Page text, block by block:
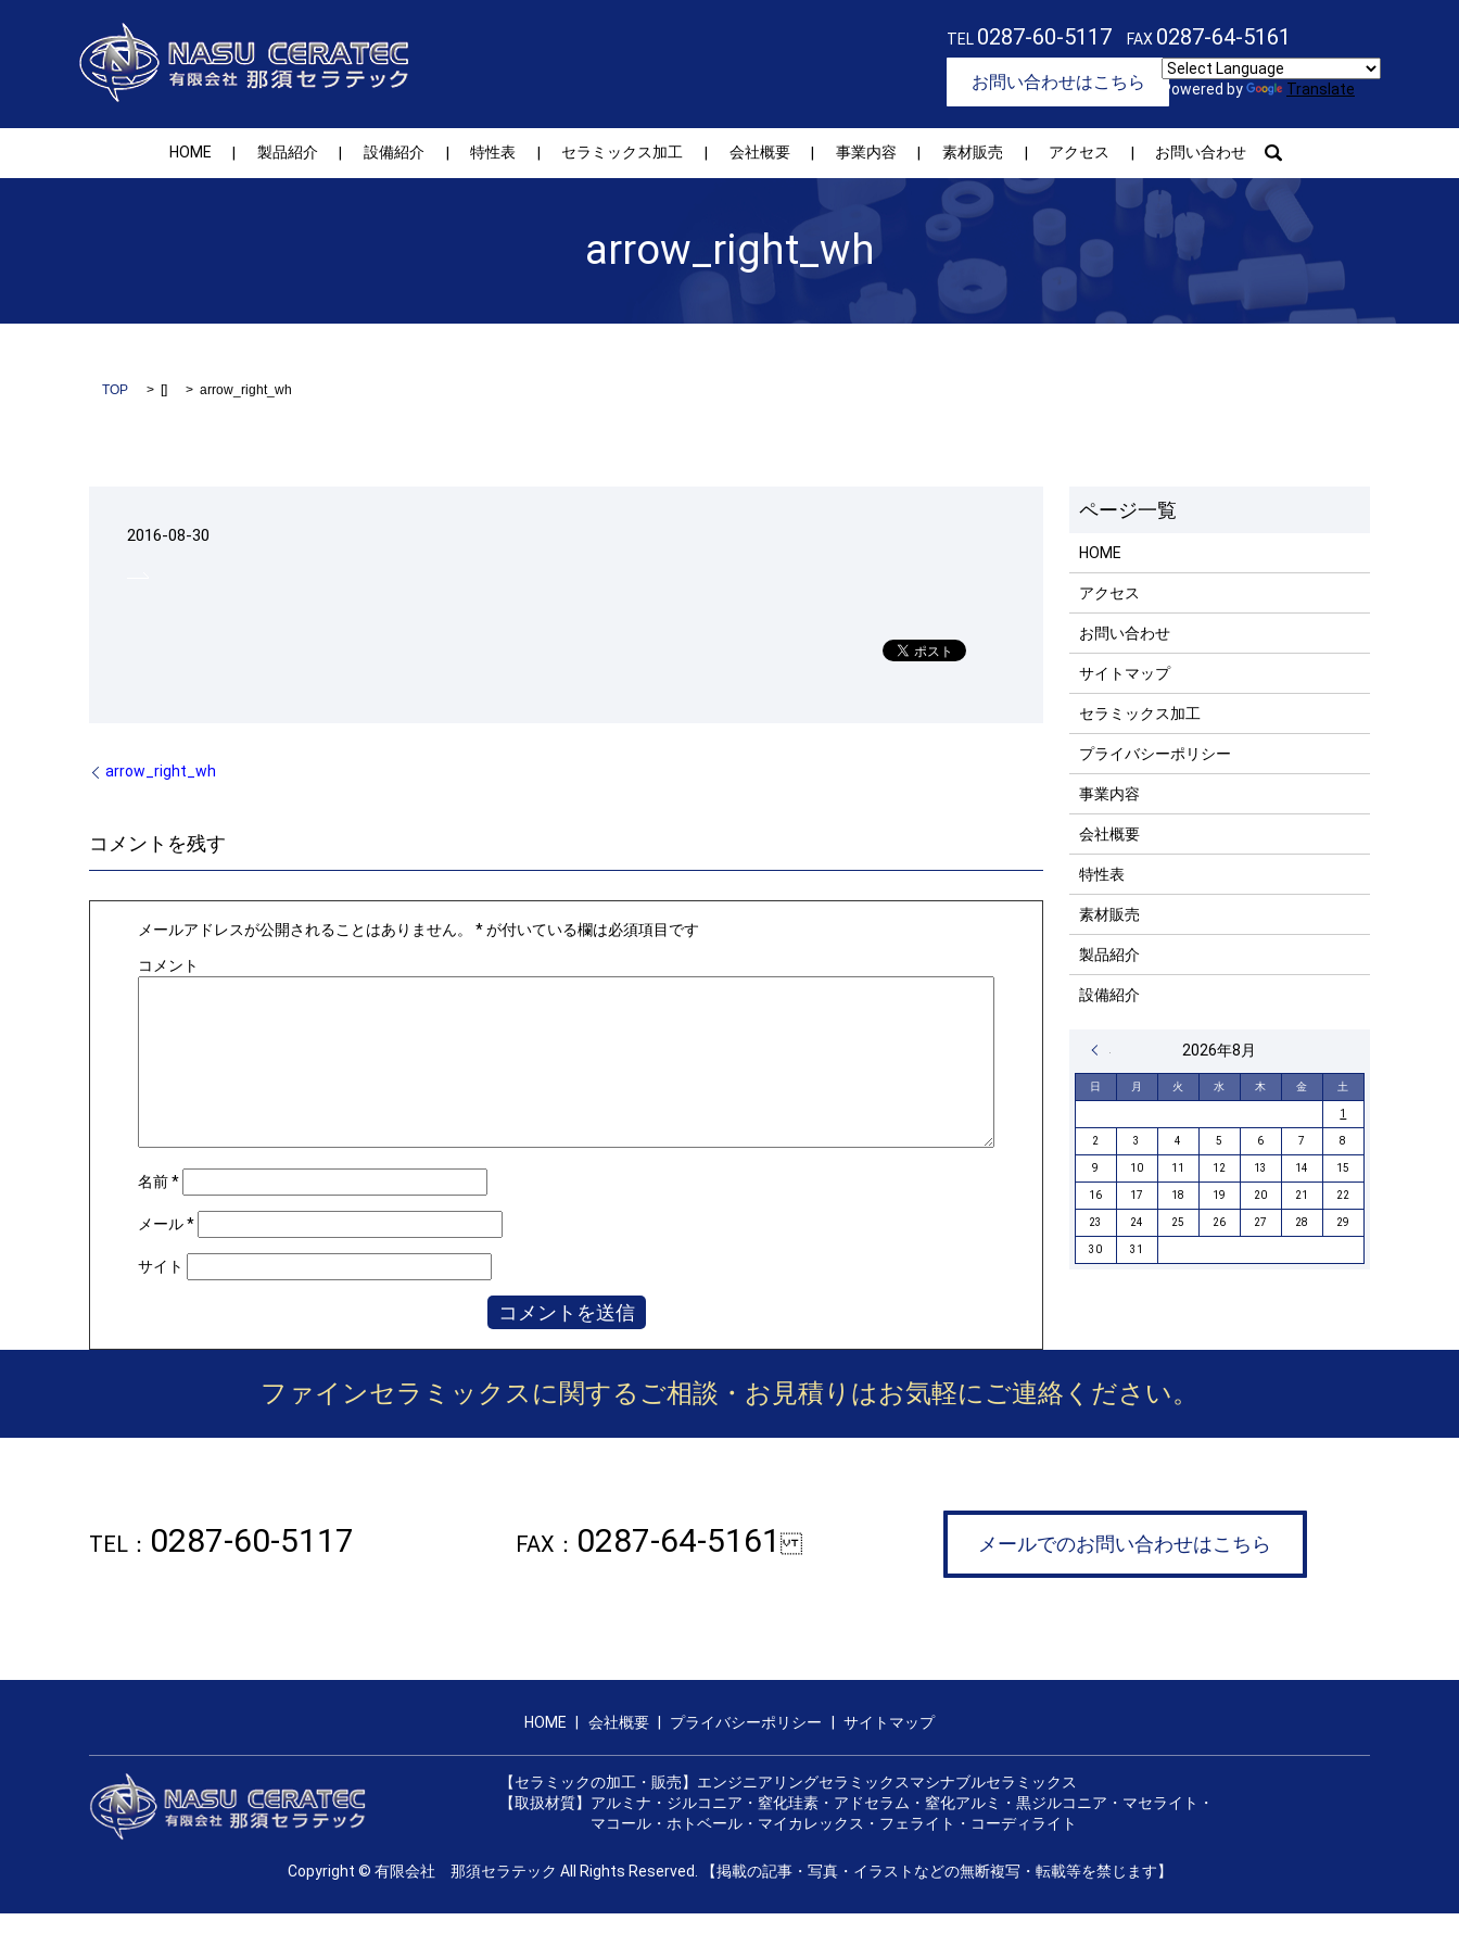
TEL 0287-60-5117 FAX 0287-64-5161
お問い合わせはこちら Powered by Translate
HOME 製品紹介 設備紹介 特性表 セラミックス加工 会社概要 事業内容 素材販売 アクセス お問い合わせ
arrow_right_wh
TOP [] arrow_right_wh
2016-08-30
arrow_right_wh
コメントを残す
メールアドレスが公開されることはありません。 *が付いている欄は必須項目です
コメント
名前*
メール*
サイト
HOME
アクセス
お問い合わせ
サイトマップ
セラミックス加工
プライバシーポリシー
事業内容
会社概要
特性表
素材販売
製品紹介
設備紹介
2026年8月
日 月 火 水 木 金 土
1
2 3 4 5 6 7 8
9 10 11 12 13 14 15
16 17 18 19 20 21 22
23 24 25 26 27 28 29
30 31
ファインセラミックスに関するご相談・お見積りはお気軽にご連絡ください。
TEL： 0287-60-5117 FAX： 0287-64-5161 メールでのお問い合わせはこちら
HOME 会社概要 プライバシーポリシー サイトマップ
【セラミックの加工・販売】エンジニアリングセラミックスマシナブルセラミックス
【取扱材質】アルミナ・ジルコニア・窒化珪素・アドセラム・窒化アルミ・黒ジルコニア・マセライト・
マコール・ホトベール・マイカレックス・フェライト・コーディライト
Copyright © 有限会社 那須セラテック All Rights Reserved. 【掲載の記事・写真・イラストなどの無断複写・転載等を禁じます】